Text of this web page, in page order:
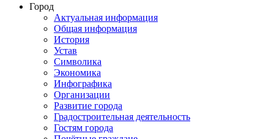
Город
Актуальная информация
Общая информация
История
Устав
Символика
Экономика
Инфографика
Организации
Развитие города
Градостроительная деятельность
Гостям города